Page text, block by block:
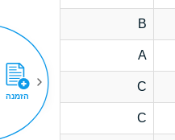
B
A
C
C
הזמנה